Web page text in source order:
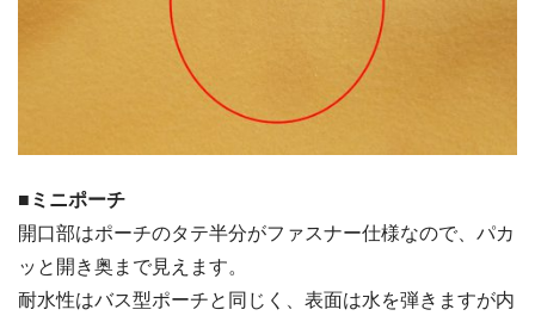
■ミニポーチ
開口部はポーチのタテ半分がファスナー仕様なので、パカ
ッと開き奥まで見えます。
耐水性はバス型ポーチと同じく、表面は水を弾きますが内